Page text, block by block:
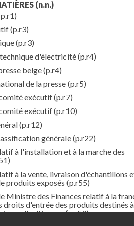
(n.n.)
(p.r3)
(p.r3)
d'électricité(p.r4)
belge(p.r4)
de la presse(p.r5)
exécutif(p.r7)
exécutif(p.r10)
(p.r12)
générale(p.r22)
à l'installation et à la marche des
à la vente, livraison d'échantillons
produits exposés (p.r55)
Ministre des Finances relatif à la
droits d'entrée des produits destinés à
d'Anvers(p.r59)